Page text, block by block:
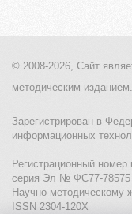
© 2008-2026, Сайт
методическим изданием.
Зарегистрирован в
информационных
Регистрационный номер
серия Эл № ФС77-78575
Научно-методическому
ISSN 2304-120X